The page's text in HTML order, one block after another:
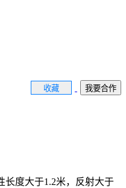
收藏 我要合作
长度大于1.2米，反射大于